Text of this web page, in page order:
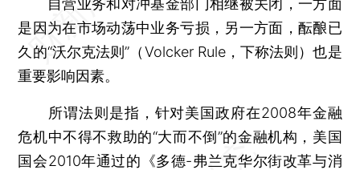
自营业务和对冲基金部门相继被关闭，一方面
是因为在市场动荡中业务亏损，另一方面，酝酿已
久的“沃尔克法则”（Volcker Rule，下称法则）也是
重要影响因素。
所谓法则是指，针对美国政府在2008年金融
危机中不得不救助的“大而不倒”的金融机构，美国
国会2010年通过的《多德-弗兰克华尔街改革与消